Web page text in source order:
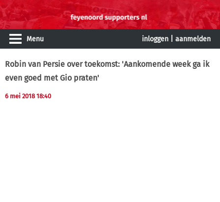
Menu inloggen aanmelden
Robin van Persie over toekomst: 'Aankomende week ga ik
even goed met Gio praten'
6 mei 2018 18:40